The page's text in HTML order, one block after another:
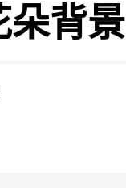
朵背景